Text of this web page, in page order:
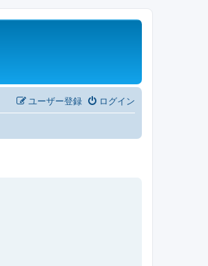
ログイン
ユーザー登録